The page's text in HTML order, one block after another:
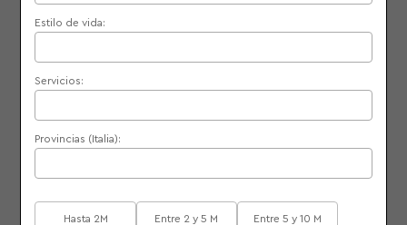
Estilo de vida:
Servicios:
Provincias (Italia):
Hasta 2M Entre 2 y 5 M Entre 5 y 10 M
The Essence of Chianti
RR-2025-1725
Sup. interno
420 m²
Sup. externa
138.000 m²